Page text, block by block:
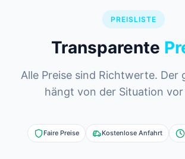
PREISLISTE
Transparente
Alle Preise sind Richtwerte. Der
hängt von der Situation
Faire Preise Kostenlose Anfahrt